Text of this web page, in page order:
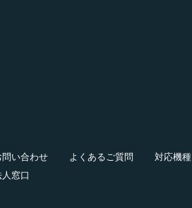
問い合わせ よくあるご質問
対応機種
人窓口